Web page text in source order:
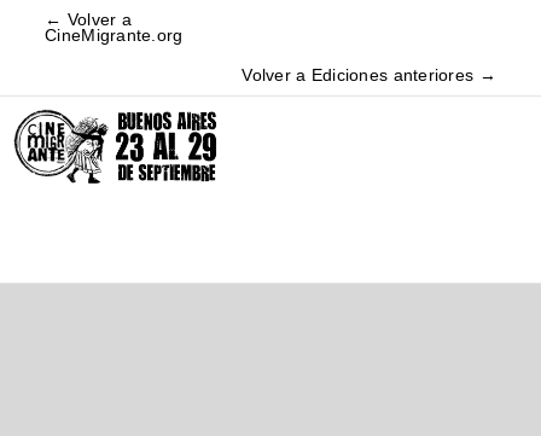
← Volver a
CineMigrante.org
Volver a Ediciones anteriores →